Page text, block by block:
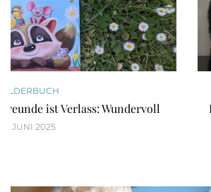
Halloween: Ein Vampir beißt sich